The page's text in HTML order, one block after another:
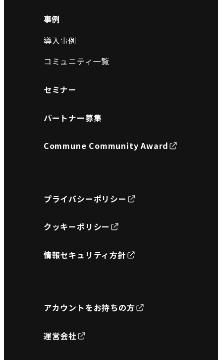
事例
導入事例
コミュニティ一覧
セミナー
パートナー募集
Commune Community Award
プライバシーポリシー
クッキーポリシー
情報セキュリティ方針
アカウントをお持ちの方
運営会社